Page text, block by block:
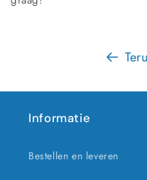
Informatie
Bestellen en leveren